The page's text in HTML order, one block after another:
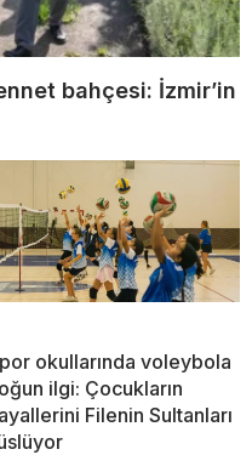
bahçesi: İzmir’in
okullarında voleybola
ilgi: Çocukların
Filenin Sultanları